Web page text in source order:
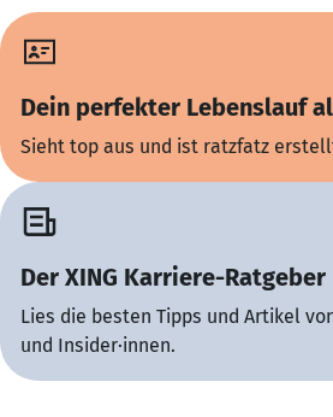
Dein perfekter Lebenslauf
Sieht top aus und ist ratzfatz
Der XING Karriere-Ratgeber
Lies die besten Tipps und Artikel
und Insider·innen.